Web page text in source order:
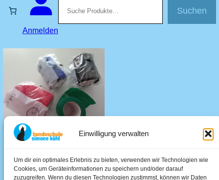
Einwilligung verwalten
Um dir ein optimales Erlebnis zu bieten, verwenden wir Technologien wie
Cookies, um Geräteinformationen zu speichern und/oder darauf
zuzugreifen. Wenn du diesen Technologien zustimmst, können wir Daten
Anmelden
Suchen
Coflex Verbandsbinde
2,80€–3,20€